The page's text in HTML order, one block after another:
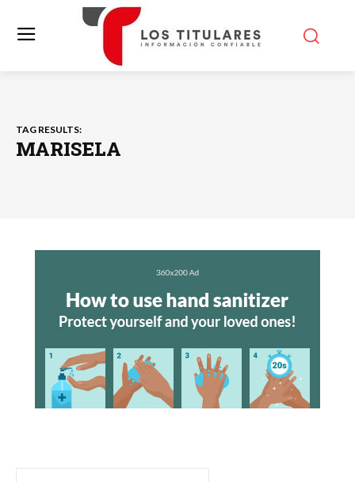
TAG RESULTS:
MARISELA